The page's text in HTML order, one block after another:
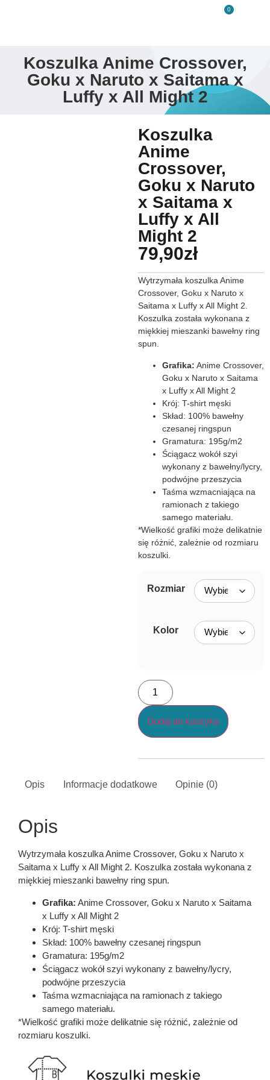
0
Koszulka Anime Crossover,
Goku x Naruto x Saitama x
Luffy x All Might 2
Koszulka
Anime
Crossover,
Goku x Naruto
x Saitama x
Luffy x All
Might 2
79,90zł
Wytrzymała koszulka Anime
Crossover, Goku x Naruto x
Saitama x Luffy x All Might 2.
Koszulka została wykonana z
miękkiej mieszanki bawełny ring
spun.
Grafika: Anime Crossover,
Goku x Naruto x Saitama
x Luffy x All Might 2
Krój: T-shirt męski
Skład: 100% bawełny
czesanej ringspun
Gramatura: 195g/m2
Ściągacz wokół szyi
wykonany z bawełny/lycry,
podwójne przeszycia
Taśma wzmacniająca na
ramionach z takiego
samego materiału.
*Wielkość grafiki może delikatnie
się różnić, zależnie od rozmiaru
koszulki.
Rozmiar
Kolor
Dodaj do koszyka
Opis Informacje dodatkowe Opinie (0)
Opis
Wytrzymała koszulka Anime Crossover, Goku x Naruto x
Saitama x Luffy x All Might 2. Koszulka została wykonana z
miękkiej mieszanki bawełny ring spun.
Grafika: Anime Crossover, Goku x Naruto x Saitama
x Luffy x All Might 2
Krój: T-shirt męski
Skład: 100% bawełny czesanej ringspun
Gramatura: 195g/m2
Ściągacz wokół szyi wykonany z bawełny/lycry,
podwójne przeszycia
Taśma wzmacniająca na ramionach z takiego
samego materiału.
*Wielkość grafiki może delikatnie się różnić, zależnie od
rozmiaru koszulki.